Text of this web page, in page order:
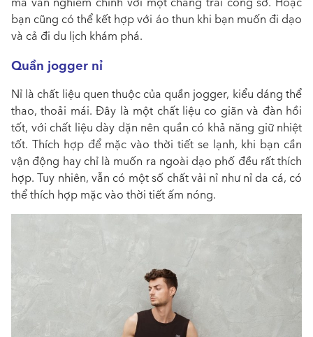
bạn cũng có thể kết hợp với áo thun khi bạn muốn đi dạo
và cả đi du lịch khám phá.
Quần jogger nỉ
Nỉ là chất liệu quen thuộc của quần jogger, kiểu dáng thể
thao, thoải mái. Đây là một chất liệu co giãn và đàn hồi
tốt, với chất liệu dày dặn nên quần có khả năng giữ nhiệt
tốt. Thích hợp để mặc vào thời tiết se lạnh, khi bạn cần
vận động hay chỉ là muốn ra ngoài dạo phố đều rất thích
hợp. Tuy nhiên, vẫn có một số chất vải nỉ như nỉ da cá, có
thể thích hợp mặc vào thời tiết ấm nóng.